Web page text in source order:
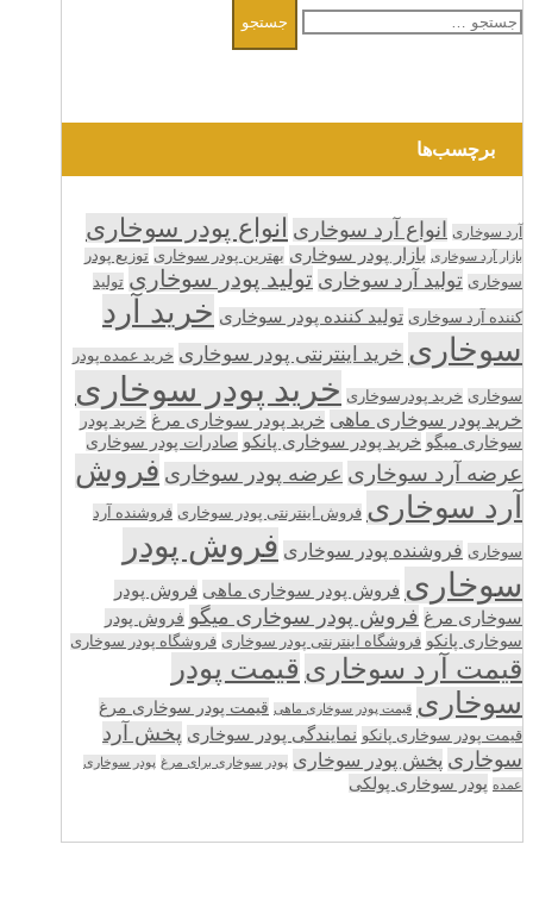
برای:
برچسب‌ها
آرد سوخاری انواع آرد سوخاری انواع پودر سوخاری
بازار آرد سوخاری بازار پودر سوخاری بهترین پودر سوخاری توزیع پودر
سوخاری تولید آرد سوخاری تولید پودر سوخاری تولید
کننده آرد سوخاری تولید کننده پودر سوخاری خرید آرد
سوخاری خرید اینترنتی پودر سوخاری خرید عمده پودر
سوخاری خرید پودرسوخاری خرید پودر سوخاری
خرید پودر سوخاری ماهی خرید پودر سوخاری مرغ خرید پودر
سوخاری میگو خرید پودر سوخاری پانکو صادرات پودر سوخاری
عرضه آرد سوخاری عرضه پودر سوخاری فروش
آرد سوخاری فروش اینترنتی پودر سوخاری فروشنده آرد
سوخاری فروشنده پودر سوخاری فروش پودر
سوخاری فروش پودر سوخاری ماهی فروش پودر
سوخاری مرغ فروش پودر سوخاری میگو فروش پودر
سوخاری پانکو فروشگاه اینترنتی پودر سوخاری فروشگاه پودر سوخاری
قیمت آرد سوخاری قیمت پودر
سوخاری قیمت پودر سوخاری ماهی قیمت پودر سوخاری مرغ
قیمت پودر سوخاری پانکو نمایندگی پودر سوخاری پخش آرد
سوخاری پخش پودر سوخاری پودر سوخاری برای مرغ پودر سوخاری
عمده پودر سوخاری پولکی